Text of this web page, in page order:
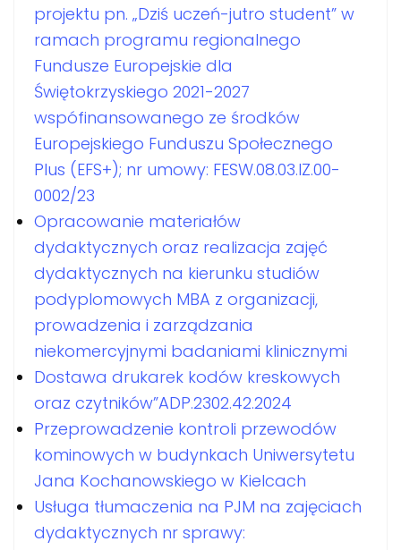
projektu pn. „Dziś uczeń-jutro student” w
ramach programu regionalnego
Fundusze Europejskie dla
Świętokrzyskiego 2021-2027
wspófinansowanego ze środków
Europejskiego Funduszu Społecznego
Plus (EFS+); nr umowy: FESW.08.03.IZ.00-
0002/23
Opracowanie materiałów
dydaktycznych oraz realizacja zajęć
dydaktycznych na kierunku studiów
podyplomowych MBA z organizacji,
prowadzenia i zarządzania
niekomercyjnymi badaniami klinicznymi
Dostawa drukarek kodów kreskowych
oraz czytników”ADP.2302.42.2024
Przeprowadzenie kontroli przewodów
kominowych w budynkach Uniwersytetu
Jana Kochanowskiego w Kielcach
Usługa tłumaczenia na PJM na zajęciach
dydaktycznych nr sprawy: